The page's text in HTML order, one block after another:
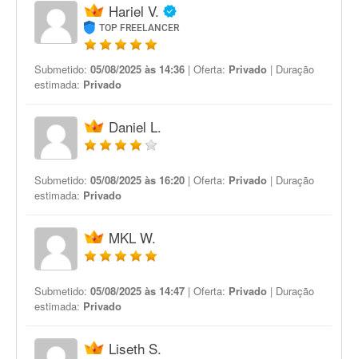
Hariel V.
TOP FREELANCER
Submetido: 05/08/2025 às 14:36 | Oferta: Privado | Duração
estimada: Privado
Daniel L.
Submetido: 05/08/2025 às 16:20 | Oferta: Privado | Duração
estimada: Privado
MKL W.
Submetido: 05/08/2025 às 14:47 | Oferta: Privado | Duração
estimada: Privado
Liseth S.